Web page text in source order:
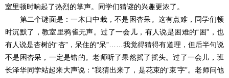
室里顿时响起了热烈的掌声。同学们猜谜的兴趣更浓了。
第二个谜面是：一木口中栽，不是困杏呆。这有点难，同学们顿
时沉默了，教室里鸦雀无声。过了一会儿，有人说是困难的“困”，也
有人说是杏树的“杏”，呆住的“呆”……我觉得猜得有道理，但后半句说
不是困杏呆，一定是错的。老师听了果然摇了摇头。过了一会儿，班
长泽华同学站起来大声说：“我猜出来了，是花束的‘束’字”。老师问他